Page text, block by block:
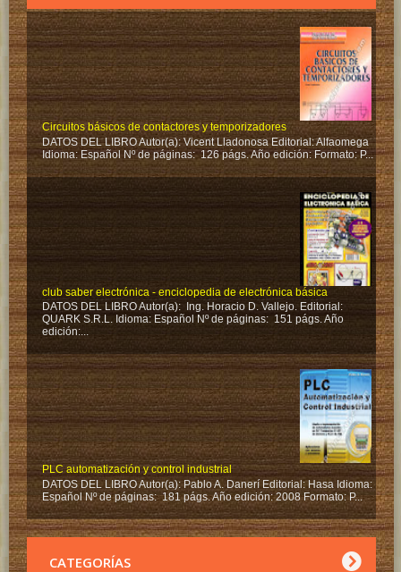
Circuitos básicos de contactores y temporizadores
DATOS DEL LIBRO Autor(a): Vicent Lladonosa Editorial: Alfaomega
Idioma: Español Nº de páginas: 126 págs. Año edición: Formato: P...
club saber electrónica - enciclopedia de electrónica básica
DATOS DEL LIBRO Autor(a): Ing. Horacio D. Vallejo. Editorial:
QUARK S.R.L. Idioma: Español Nº de páginas: 151 págs. Año
edición:...
PLC automatización y control industrial
DATOS DEL LIBRO Autor(a): Pablo A. Danerí Editorial: Hasa Idioma:
Español Nº de páginas: 181 págs. Año edición: 2008 Formato: P...
CATEGORÍAS